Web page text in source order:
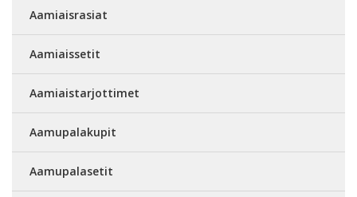
Aamiaisrasiat
Aamiaissetit
Aamiaistarjottimet
Aamupalakupit
Aamupalasetit